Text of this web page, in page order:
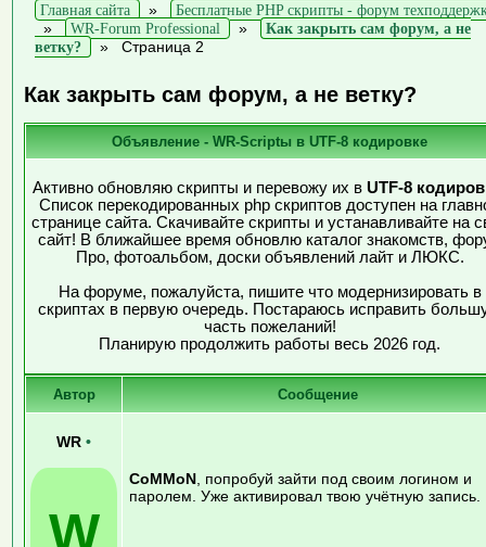
Главная сайта »
Бесплатные PHP скрипты - форум
»
WR-Forum Professional »
Как закрыть сам форум, а не
ветку?
» Страница 2
Как закрыть сам форум, а не ветку?
Объявление - WR-Scriptы в UTF-8 кодировке
Активно обновляю скрипты и перевожу их в UTF-8
Список перекодированных php скриптов доступен на
странице сайта. Скачивайте скрипты и устанавливайте на
сайт! В ближайшее время обновлю каталог знакомств,
Про, фотоальбом, доски объявлений лайт и ЛЮКС.
На форуме, пожалуйста, пишите что модернизировать в
скриптах в первую очередь. Постараюсь исправить
часть пожеланий!
Планирую продолжить работы весь 2026 год.
Автор Сообщение
WR •
W
CoMMoN , попробуй зайти под своим логином и
паролем. Уже активировал твою учётную запись.